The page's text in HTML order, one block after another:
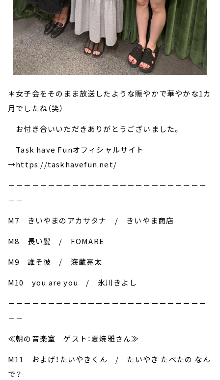
＊女子会をそのまま放送したような賑やかで華やかな1カ
月でしたね（笑）
お付き合いいただきありがとうございました。
Task have Funオフィシャルサイト
→https://taskhavefun.net/
－－－－－－－－－－－－－－－－－－－－－－－－－
－－
M7 きいやまのアカサタナ / きいやま商店
M8 長い髪 / FOMARE
M9 誰そ彼 / 海蔵亮太
M10 you are you / 氷川きよし
－－－－－－－－－－－－－－－－－－－－－－－－－
－－
≪朝の音楽室 ゲスト：夏焼雅さん≫
M11 およげ！たいやきくん / たいやき たべたの なん
で？